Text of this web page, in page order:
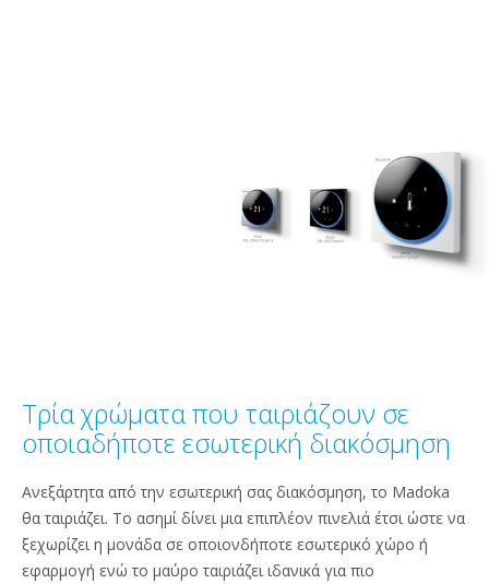
Τρία χρώματα που ταιριάζουν σε
οποιαδήποτε εσωτερική διακόσμηση
Ανεξάρτητα από την εσωτερική σας διακόσμηση, το Madoka
θα ταιριάζει. Το ασημί δίνει μια επιπλέον πινελιά έτσι ώστε να
ξεχωρίζει η μονάδα σε οποιονδήποτε εσωτερικό χώρο ή
εφαρμογή ενώ το μαύρο ταιριάζει ιδανικά για πιο